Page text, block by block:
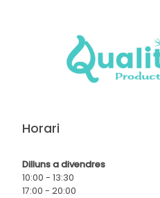
Horari
Dilluns a divendres
10:00 - 13:30
17:00 - 20:00